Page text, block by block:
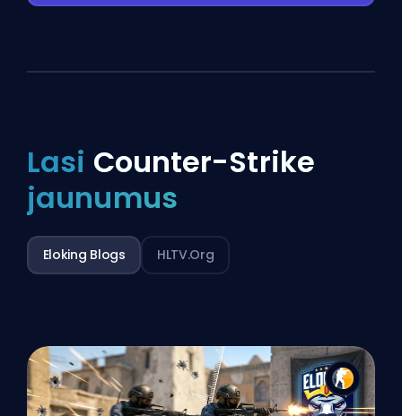
Lasi Counter-Strike
jaunumus
Eloking Blogs HLTV.org